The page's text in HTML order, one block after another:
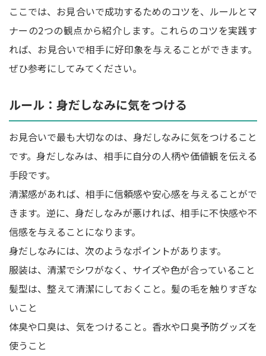
ここでは、お見合いで成功するためのコツを、ルールとマ
ナーの2つの観点から紹介します。これらのコツを実践す
れば、お見合いで相手に好印象を与えることができます。
ぜひ参考にしてみてください。
ルール：身だしなみに気をつける
お見合いで最も大切なのは、身だしなみに気をつけること
です。身だしなみは、相手に自分の人柄や価値観を伝える
手段です。
清潔感があれば、相手に信頼感や安心感を与えることがで
きます。逆に、身だしなみが悪ければ、相手に不快感や不
信感を与えることになります。
身だしなみには、次のようなポイントがあります。
服装は、清潔でシワがなく、サイズや色が合っていること
髪型は、整えて清潔にしておくこと。髪の毛を触りすぎな
いこと
体臭や口臭は、気をつけること。香水や口臭予防グッズを
使うこと